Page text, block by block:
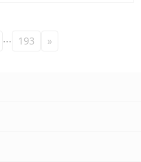
… 193 »